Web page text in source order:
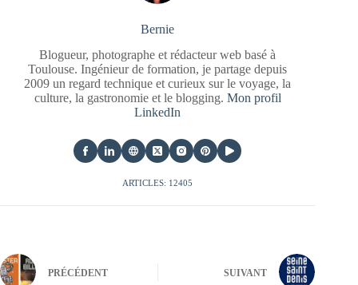
Bernie
Blogueur, photographe et rédacteur web basé à
Toulouse. Ingénieur de formation, je partage depuis
2009 un regard technique et curieux sur le voyage, la
culture, la gastronomie et le blogging. Mon profil
LinkedIn
ARTICLES: 12405
PRÉCÉDENT SUIVANT